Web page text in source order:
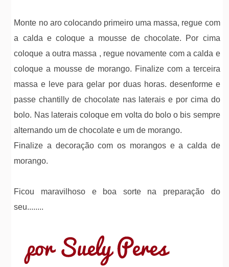
Monte no aro colocando primeiro uma massa, regue com
a calda e coloque a mousse de chocolate. Por cima
coloque a outra massa , regue novamente com a calda e
coloque a mousse de morango. Finalize com a terceira
massa e leve para gelar por duas horas. desenforme e
passe chantilly de chocolate nas laterais e por cima do
bolo. Nas laterais coloque em volta do bolo o bis sempre
alternando um de chocolate e um de morango.
Finalize a decoração com os morangos e a calda de
morango.
Ficou maravilhoso e boa sorte na preparação do
seu........